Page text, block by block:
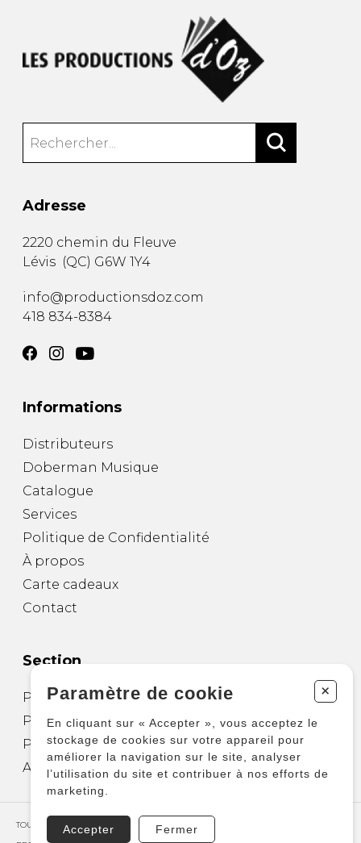
Adresse
2220 chemin du Fleuve
Lévis (QC) G6W 1Y4
info@productionsdoz.com
418 834-8384
Informations
Distributeurs
Doberman Musique
Catalogue
Services
Politique de Confidentialité
À propos
Carte cadeaux
Contact
Section
Partitions pour guitare
Partitions pour autres instruments
Partitions pour ensembles
Autres produits
TOUS DROITS RÉSERVÉS © COPYRIGHT 2026 – PRODUCTIONS D'OZ
Paramètre de cookie +
En cliquant sur « Accepter », vous acceptez le
stockage de cookies sur votre appareil pour
améliorer la navigation sur le site, analyser
l’utilisation du site et contribuer à nos efforts de
marketing.
Accepter Fermer